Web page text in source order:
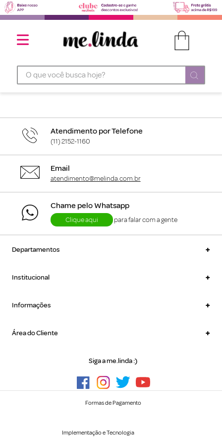
O que você busca hoje?
Atendimento por Telefone
(11) 2152-1160
Email
atendimento@melinda.com.br
Chame pelo Whatsapp
Clique aqui para falar com a gente
Departamentos +
Institucional +
Informações +
Área do Cliente +
Siga a me.linda :)
Formas de Pagamento
Implementação e Tecnologia